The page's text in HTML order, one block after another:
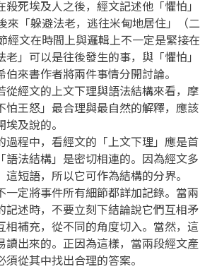
死埃及人之後，經文記述他「懼怕」
來「躲避法老，逃往米甸地居住」（二
經文在時間上與邏輯上不一定是緊接在
」可以是往後發生的事，與「懼怕」
來書作者將兩件事情分開討論。
從經文的上文下理與語法結構來看，摩
怕王怒」最合理與最自然的解釋，應該
及說的。
過程中，看經文的「上文下理」應是首
語法結構」是密切相連的。因為經文多
短語，所以它可作為結構的分界。
一定將事件所有細節都詳加記錄。當兩
記述時，不要立刻下結論說它們互相矛
相補充，從不同的角度切入。當然，這
讀出來的。正因為這樣，當兩段經文產
從其中找出合理的答案。